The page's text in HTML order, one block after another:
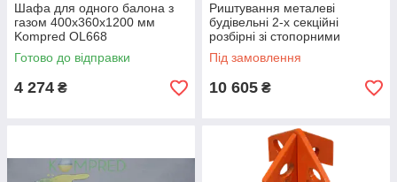
Шафа для одного балона з
газом 400х360х1200 мм
Kompred OL668
Готово до відправки
4 274 ₴
Риштування металеві
будівельні 2-х секційні
розбірні зі стопорними
колесами OL099
Під замовлення
10 605 ₴